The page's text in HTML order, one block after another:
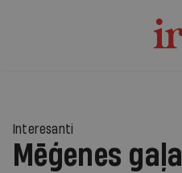
Interesanti
Mēģenes gaļa